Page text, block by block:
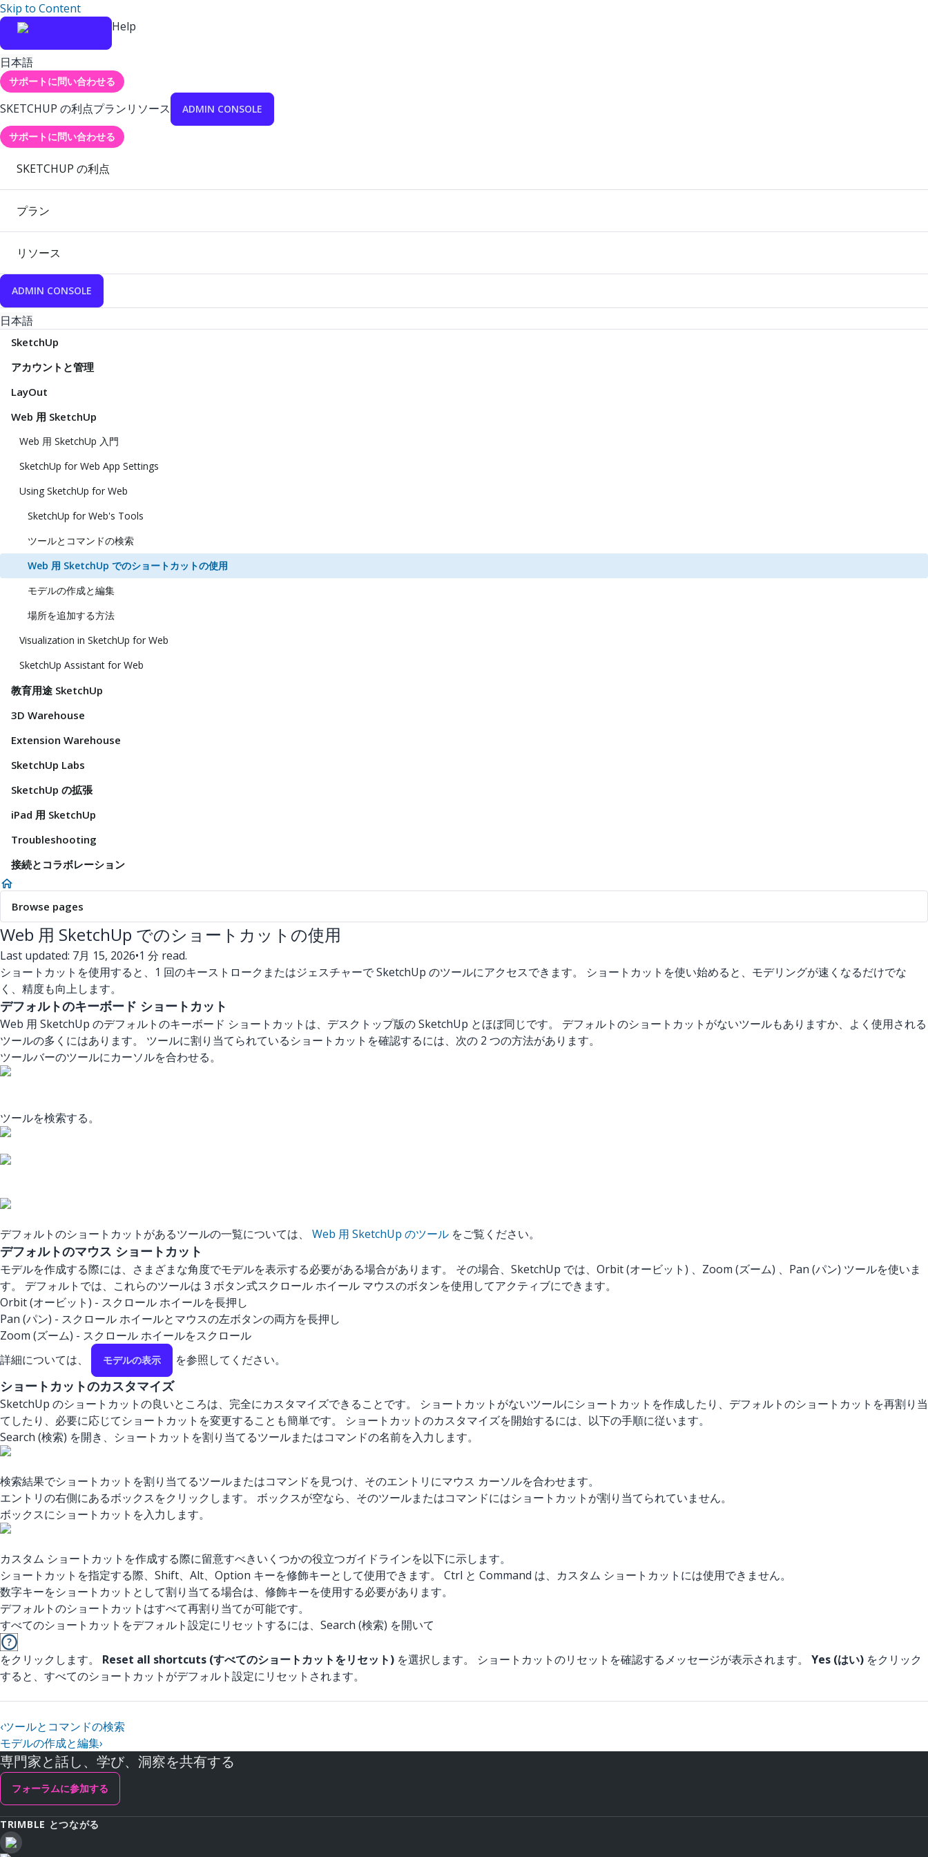
Skip to Content
Help
日本語
サポートに問い合わせる
SKETCHUP の利点プランリソース ADMIN CONSOLE
サポートに問い合わせる
SKETCHUP の利点
プラン
リソース
ADMIN CONSOLE
日本語
SketchUp
アカウントと管理
LayOut
Web 用 SketchUp
Web 用 SketchUp 入門
SketchUp for Web App Settings
Using SketchUp for Web
SketchUp for Web's Tools
ツールとコマンドの検索
Web 用 SketchUp でのショートカットの使用
モデルの作成と編集
場所を追加する方法
Visualization in SketchUp for Web
SketchUp Assistant for Web
教育用途 SketchUp
3D Warehouse
Extension Warehouse
SketchUp Labs
SketchUp の拡張
iPad 用 SketchUp
Troubleshooting
接続とコラボレーション
Browse pages
Web 用 SketchUp でのショートカットの使用
Last updated: 7月 15, 2026•1 分 read.
ショートカットを使用すると、1 回のキーストロークまたはジェスチャーで SketchUp のツールにアクセスできます。 ショートカットを使い始めると、モデリングが速くなるだけでな
く、精度も向上します。
デフォルトのキーボード ショートカット
Web 用 SketchUp のデフォルトのキーボード ショートカットは、デスクトップ版の SketchUp とほぼ同じです。 デフォルトのショートカットがないツールもありますか、よく使用される
ツールの多くにはあります。 ツールに割り当てられているショートカットを確認するには、次の 2 つの方法があります。
ツールバーのツールにカーソルを合わせる。
ツールを検索する。
デフォルトのショートカットがあるツールの一覧については、 Web 用 SketchUp のツール をご覧ください。
デフォルトのマウス ショートカット
モデルを作成する際には、さまざまな角度でモデルを表示する必要がある場合があります。 その場合、SketchUp では、Orbit (オービット) 、Zoom (ズーム) 、Pan (パン) ツールを使いま
す。 デフォルトでは、これらのツールは 3 ボタン式スクロール ホイール マウスのボタンを使用してアクティブにできます。
Orbit (オービット) - スクロール ホイールを長押し
Pan (パン) - スクロール ホイールとマウスの左ボタンの両方を長押し
Zoom (ズーム) - スクロール ホイールをスクロール
詳細については、
モデルの表示 を参照してください。
ショートカットのカスタマイズ
SketchUp のショートカットの良いところは、完全にカスタマイズできることです。 ショートカットがないツールにショートカットを作成したり、デフォルトのショートカットを再割り当
てしたり、必要に応じてショートカットを変更することも簡単です。 ショートカットのカスタマイズを開始するには、以下の手順に従います。
Search (検索) を開き、ショートカットを割り当てるツールまたはコマンドの名前を入力します。
検索結果でショートカットを割り当てるツールまたはコマンドを見つけ、そのエントリにマウス カーソルを合わせます。
エントリの右側にあるボックスをクリックします。 ボックスが空なら、そのツールまたはコマンドにはショートカットが割り当てられていません。
ボックスにショートカットを入力します。
カスタム ショートカットを作成する際に留意すべきいくつかの役立つガイドラインを以下に示します。
ショートカットを指定する際、Shift、Alt、Option キーを修飾キーとして使用できます。 Ctrl と Command は、カスタム ショートカットには使用できません。
数字キーをショートカットとして割り当てる場合は、修飾キーを使用する必要があります。
デフォルトのショートカットはすべて再割り当てが可能です。
すべてのショートカットをデフォルト設定にリセットするには、Search (検索) を開いて
をクリックします。 Reset all shortcuts (すべてのショートカットをリセット) を選択します。 ショートカットのリセットを確認するメッセージが表示されます。 Yes (はい) をクリック
すると、すべてのショートカットがデフォルト設定にリセットされます。
‹ツールとコマンドの検索
モデルの作成と編集›
専門家と話し、学び、洞察を共有する
フォーラムに参加する
TRIMBLE とつながる